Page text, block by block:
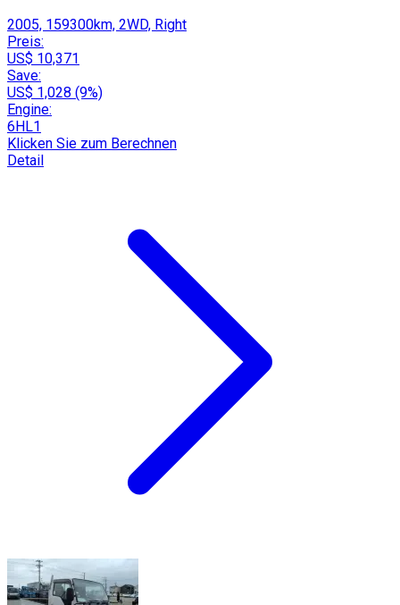
2005, 159300km, 2WD, Right
Preis:
US$ 10,371
Save:
US$ 1,028 (9%)
Engine:
6HL1
Klicken Sie zum Berechnen
Detail